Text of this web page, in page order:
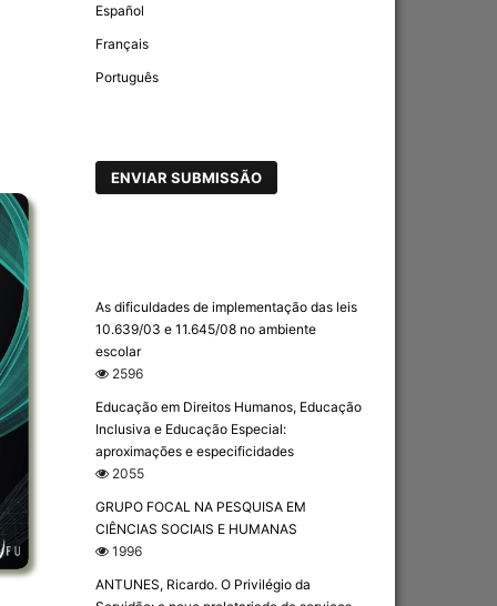
Español
Français
Português
ENVIAR SUBMISSÃO
As dificuldades de implementação das leis
10.639/03 e 11.645/08 no ambiente
escolar
2596
Educação em Direitos Humanos, Educação
Inclusiva e Educação Especial:
aproximações e especificidades
2055
GRUPO FOCAL NA PESQUISA EM
CIÊNCIAS SOCIAIS E HUMANAS
1996
ANTUNES, Ricardo. O Privilégio da